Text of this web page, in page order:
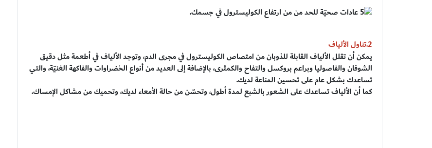
2.تناول الألياف
يمكن أن تقلل الألياف القابلة للذوبان من امتصاص الكوليسترول في مجرى الدم، وتوجد الألياف في أطعمة مثل دقيق
الشوفان والفاصوليا وبراعم بروكسل والتفاح والكمثرى، بالإضافة إلى العديد من أنواع الخضراوات والفاكهة الغنيّة، والتي
تساعدك بشكل عام على تحسين المناعة لديك.
كما أن الألياف تساعدك على الشعور بالشبع لمدة أطول، وتحسّن من حالة الأمعاء لديك، وتحميك من مشاكل الإمساك.